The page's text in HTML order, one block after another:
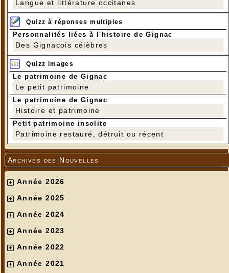
Langue et littérature occitanes
Quizz à réponses multiples
Personnalités liées à l'histoire de Gignac
Des Gignacois célèbres
Quizz images
Le patrimoine de Gignac
Le petit patrimoine
Le patrimoine de Gignac
Histoire et patrimoine
Petit patrimoine insolite
Patrimoine restauré, détruit ou récent
Archives des Nouvelles
Année 2026
Année 2025
Année 2024
Année 2023
Année 2022
Année 2021